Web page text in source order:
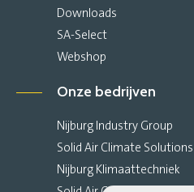
Downloads
SA-Select
Webshop
Onze bedrijven
Nijburg Industry Group
Solid Air Climate Solutions
Nijburg Klimaattechniek